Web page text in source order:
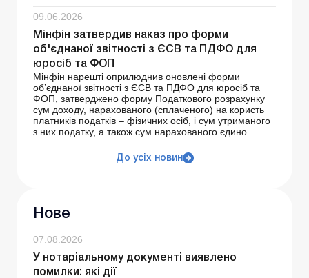
09.06.2026
Мінфін затвердив наказ про форми
об'єднаної звітності з ЄСВ та ПДФО для
юросіб та ФОП
Мінфін нарешті оприлюднив оновлені форми
об’єднаної звітності з ЄСВ та ПДФО для юросіб та
ФОП, затверджено форму Податкового розрахунку
сум доходу, нарахованого (сплаченого) на користь
платників податків – фізичних осіб, і сум утриманого
з них податку, а також сум нарахованого єдино...
До усіх новин
Нове
07.08.2026
У нотаріальному документі виявлено
помилки: які дії